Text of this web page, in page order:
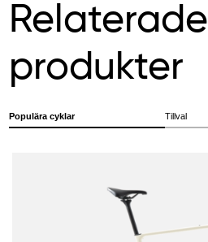
Relaterade
produkter
Populära cyklar Tillval